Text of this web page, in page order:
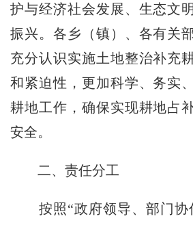
护与经济社会发展、生态文
振兴。各乡（镇）、各有关
充分认识实施土地整治补充
和紧迫性，更加科学、务实
耕地工作，确保实现耕地占
安全。
二、责任分工
按照“政府领导、部门协